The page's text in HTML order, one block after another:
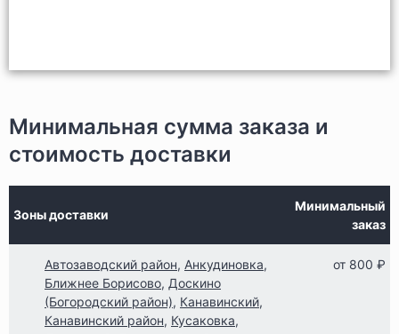
Минимальная сумма заказа и
стоимость доставки
Зоны доставки
Минимальный
заказ
Автозаводский район, Анкудиновка,
Ближнее Борисово, Доскино
(Богородский район), Канавинский,
Канавинский район, Кусаковка,
от 800 ₽